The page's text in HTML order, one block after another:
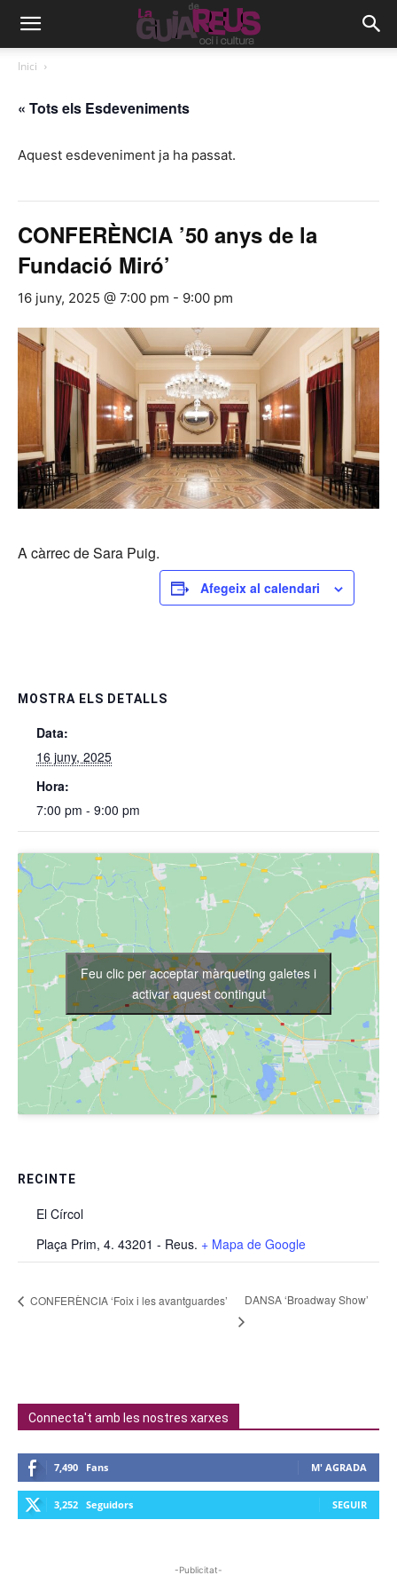
Inici
« Tots els Esdeveniments
Aquest esdeveniment ja ha passat.
CONFERÈNCIA ’50 anys de la
Fundació Miró’
16 juny, 2025 @ 7:00 pm - 9:00 pm
A càrrec de Sara Puig.
Afegeix al calendari
MOSTRA ELS DETALLS
Data:
16 juny, 2025
Hora:
7:00 pm - 9:00 pm
RECINTE
El Círcol
Plaça Prim, 4. 43201 - Reus. + Mapa de Google
Feu clic per acceptar màrqueting galetes i
activar aquest contingut
CONFERÈNCIA ‘Foix i les avantguardes’ DANSA ‘Broadway Show’
Connecta't amb les nostres xarxes
7,490 Fans M' AGRADA
3,252 Seguidors SEGUIR
-Publicitat-